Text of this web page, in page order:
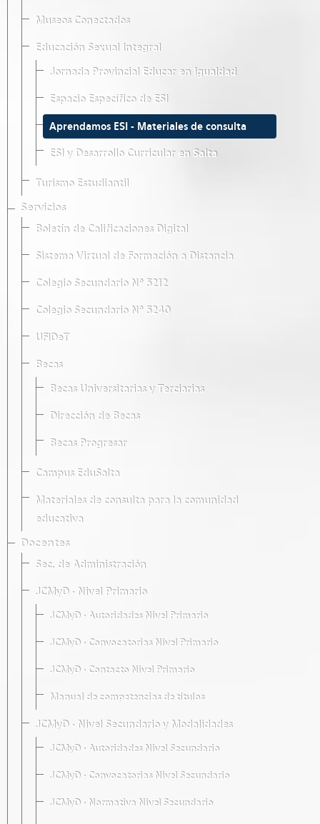
Museos Conectados
Educación Sexual Integral
Jornada Provincial Educar en Igualdad
Espacio Específico de ESI
Aprendamos ESI - Materiales de consulta
ESI y Desarrollo Curricular en Salta
Turismo Estudiantil
Servicios
Boletín de Calificaciones Digital
Sistema Virtual de Formación a Distancia
Colegio Secundario Nº 5212
Colegio Secundario Nº 5240
UFIDeT
Becas
Becas Universitarias y Terciarias
Dirección de Becas
Becas Progresar
Campus EduSalta
Materiales de consulta para la comunidad
educativa
Docentes
Sec. de Administración
JCMyD · Nivel Primario
JCMyD · Autoridades Nivel Primario
JCMyD · Convocatorias Nivel Primario
JCMyD · Contacto Nivel Primario
Manual de competencias de títulos
JCMyD · Nivel Secundario y Modalidades
JCMyD · Autoridades Nivel Secundario
JCMyD · Convocatorias Nivel Secundario
JCMyD · Normativa Nivel Secundario